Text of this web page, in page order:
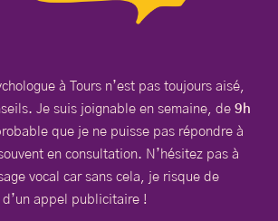
à Tours n’est pas toujours aisé,
Je suis joignable en semaine, de 9h
que je ne puisse pas répondre à
en consultation. N’hésitez pas à
vocal car sans cela, je risque de
d’un appel publicitaire !